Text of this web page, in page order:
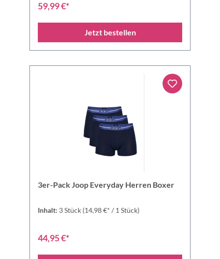
59,99 €*
Jetzt bestellen
3er-Pack Joop Everyday Herren Boxer
Inhalt: 3 Stück (14,98 €* / 1 Stück)
44,95 €*